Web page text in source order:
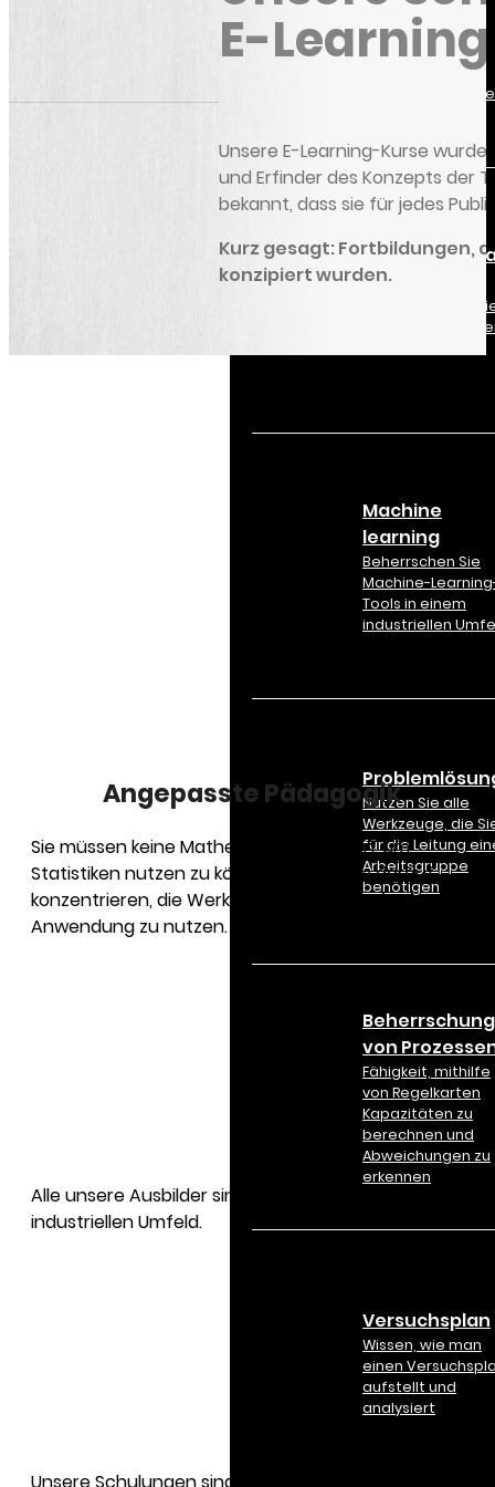
Six Sigma
Einführung eines
Lean-Ansatzes in
Produktionsstätte
Green Belt
Six Sigma
Optimieren Sie
Organisation
Machine
learning
Beherrschen Sie
Machine-
Tools in einem
industriellen
Nutzen Sie alle
Werkzeuge, die
für die Leitung
Arbeitsgruppe
benötigen
Beherrschung
von
Fähigkeit, mithilfe
von Regelkarten
Kapazitäten zu
berechnen und
Abweichungen zu
erkennen
Versuchsplan
Wissen, wie man
einen
aufstellt und
analysiert
E-Learning
Unsere E-Learning-Kurse
und Erfinder des Konzepts der
bekannt, dass sie für jedes
Kurz gesagt: Fortbildungen,
konzipiert wurden.
Angepasste Pädagogik
Sie müssen keine Mathematik verstehen, um
Statistiken nutzen zu können, da wir uns darauf
konzentrieren, die Werkzeuge für eine sofortige
Anwendung zu nutzen.
Alle unsere Ausbilder sind Black Belt Six Sigma. Sie
industriellen Umfeld.